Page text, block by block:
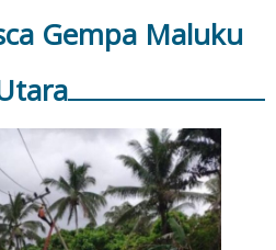
Gempa Maluku